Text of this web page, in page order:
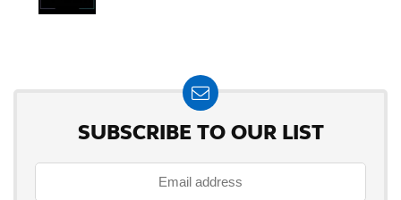
SUBSCRIBE TO OUR LIST